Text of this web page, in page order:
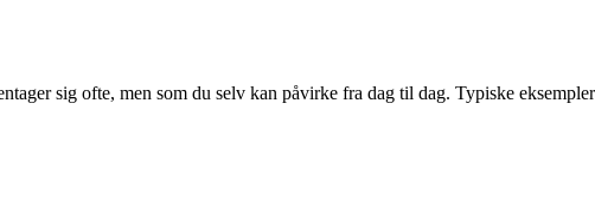
sig ofte, men som du selv kan påvirke fra dag til dag. Typiske eksempler